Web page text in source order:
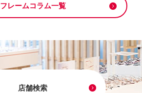
フレームコラム一覧
店舗検索